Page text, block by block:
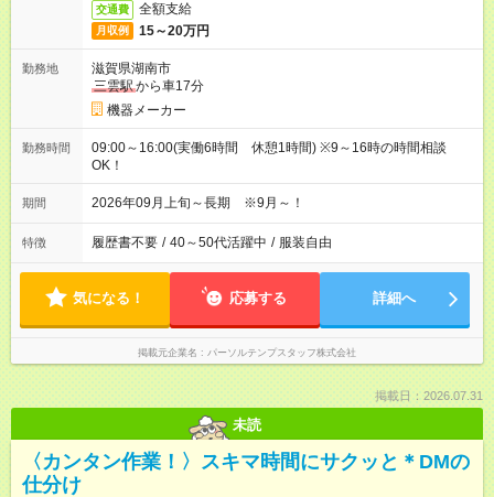
交通費 全額支給
月収例 15～20万円
勤務地
滋賀県湖南市
三雲駅から車17分
機器メーカー
勤務時間
09:00～16:00(実働6時間 休憩1時間) ※9～16時の時間相談
OK！
期間 2026年09月上旬～長期 ※9月～！
特徴 履歴書不要 / 40～50代活躍中 / 服装自由
気になる！ 応募する 詳細へ
掲載元企業名 パーソルテンプスタッフ株式会社
掲載日：2026.07.31
未読
〈カンタン作業！〉スキマ時間にサクッと＊DMの
仕分け